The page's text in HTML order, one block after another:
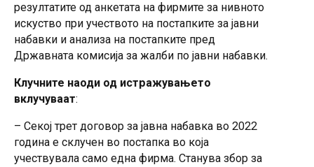
резултатите од анкетата на фирмите за нивното
искуство при учеството на постапките за јавни
набавки и анализа на постапките пред
Државната комисија за жалби по јавни набавки.
Клучните наоди од истражувањето
вклучуваат:
– Секој трет договор за јавна набавка во 2022
година е склучен во постапка во која
учествувала само една фирма. Станува збор за